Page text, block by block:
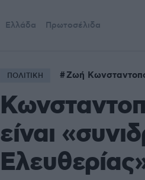
Ελλάδα Πρωτοσέλιδα
ΠΟΛΙΤΙΚΗ Ζωή
είναι